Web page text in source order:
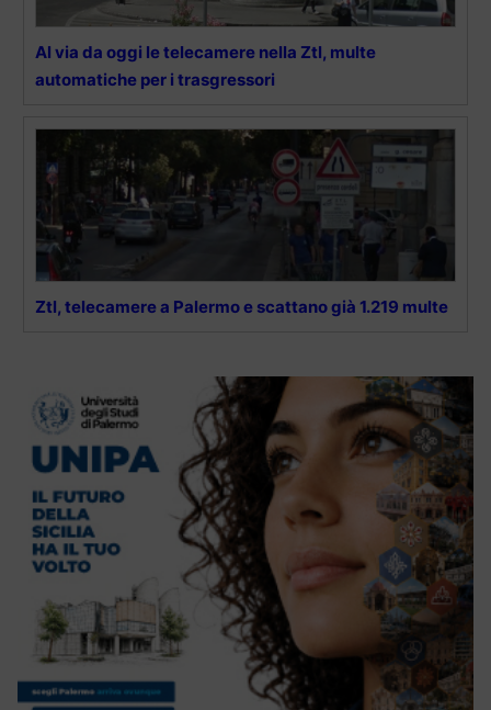
Al via da oggi le telecamere nella Ztl, multe
automatiche per i trasgressori
Ztl, telecamere a Palermo e scattano già 1.219 multe